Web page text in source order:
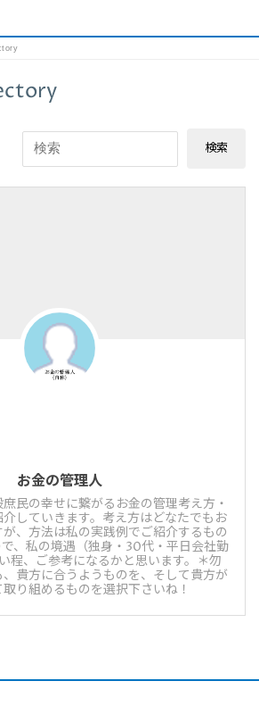
お金の管理人
民の幸せに繋がるお金の管理考え方・
していきます。考え方はどなたでもお
、方法は私の実践例でご紹介するもの
、私の境遇（独身・30代・平日会社勤
程、ご参考になるかと思います。＊勿
貴方に合うようものを、そして貴方が
り組めるものを選択下さいね！